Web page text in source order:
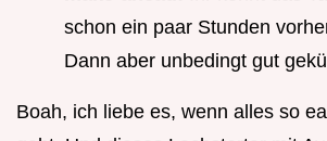
schon ein paar Stunden
Dann aber unbedingt gut
Boah, ich liebe es, wenn alles so